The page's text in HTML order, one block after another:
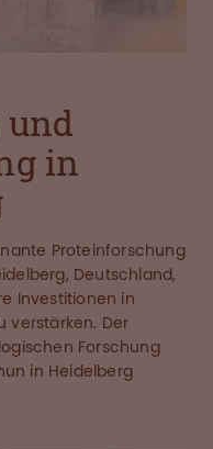
in
Proteinforschung
Deutschland,
Investitionen in
verstärken. Der
Forschung
in Heidelberg